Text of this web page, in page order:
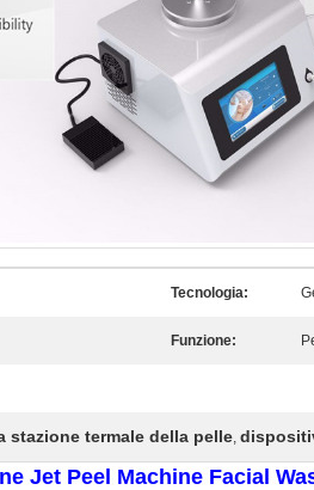
Tecnologia:
Funzione:
stazione termale della pelle,
Jet Peel Machine Facial